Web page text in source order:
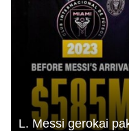
L. Messi gerokai